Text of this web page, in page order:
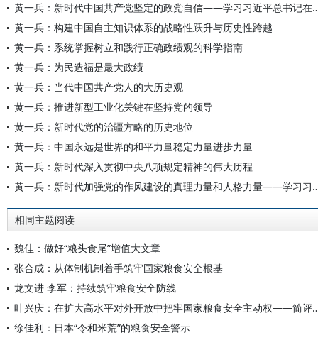
黄一兵：新时代中国共产党坚定的政党自信——
黄一兵：构建中国自主知识体系的战略性跃升与历史性跨越
黄一兵：系统掌握树立和践行正确政绩观的科学指南
黄一兵：为民造福是最大政绩
黄一兵：当代中国共产党人的大历史观
黄一兵：推进新型工业化关键在坚持党的领导
黄一兵：新时代党的治疆方略的历史地位
黄一兵：中国永远是世界的和平力量稳定力量进步力量
黄一兵：新时代深入贯彻中央八项规定精神的伟大历程
黄一兵：新时代加强党的作风建设的真理力量
相同主题阅读
魏佳：做好“粮头食尾”增值大文章
张合成：从体制机制着手筑牢国家粮食安全根基
龙文进 李军：持续筑牢粮食安全防线
叶兴庆：在扩大高水平对外开放中把牢国家粮
徐佳利：日本“令和米荒”的粮食安全警示